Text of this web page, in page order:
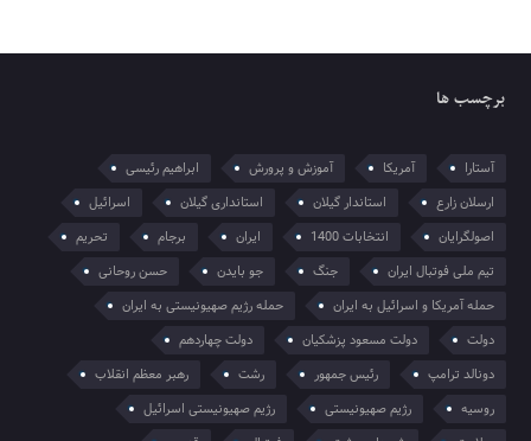
برچسب ها
آستارا آمریکا آموزش و پرورش
ابراهیم رئیسی
ارسلان زارع
استاندار گیلان استانداری گیلان
اسرائیل
اصولگرایان
انتخابات 1400 ایران برجام
تحریم
تیم ملی فوتبال ایران
جنگ جو بایدن
حسن روحانی
حمله آمریکا و اسرائیل به ایران
حمله رژیم صهیونیستی به ایران
دولت
دولت مسعود پزشکیان
دولت چهاردهم
دونالد ترامپ
رئیس جمهور رشت
رهبر معظم انقلاب
روسیه
رژیم صهیونیستی
رژیم صهیونیستی اسرائیل